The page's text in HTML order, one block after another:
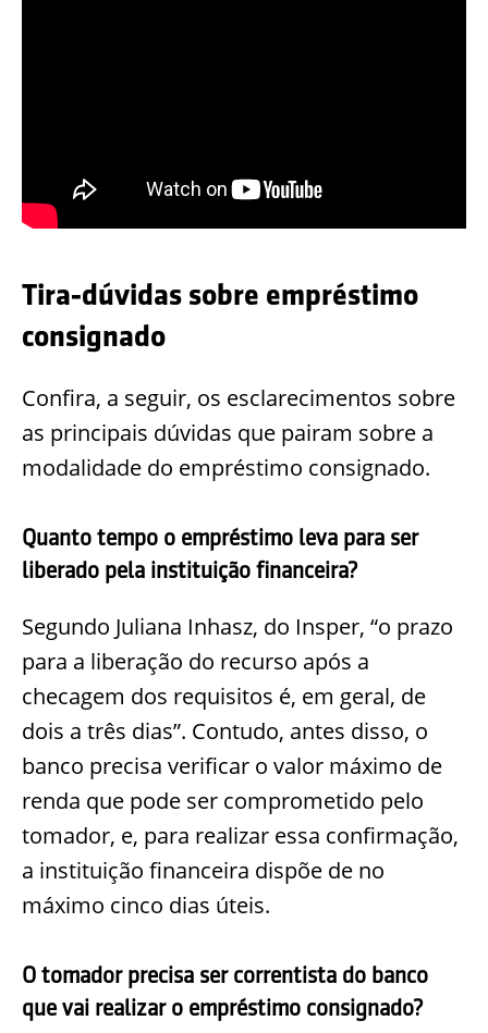
Tira-dúvidas sobre empréstimo
consignado
Confira, a seguir, os esclarecimentos sobre
as principais dúvidas que pairam sobre a
modalidade do empréstimo consignado.
Quanto tempo o empréstimo leva para ser
liberado pela instituição financeira?
Segundo Juliana Inhasz, do Insper, “o prazo
para a liberação do recurso após a
checagem dos requisitos é, em geral, de
dois a três dias”. Contudo, antes disso, o
banco precisa verificar o valor máximo de
renda que pode ser comprometido pelo
tomador, e, para realizar essa confirmação,
a instituição financeira dispõe de no
máximo cinco dias úteis.
O tomador precisa ser correntista do banco
que vai realizar o empréstimo consignado?